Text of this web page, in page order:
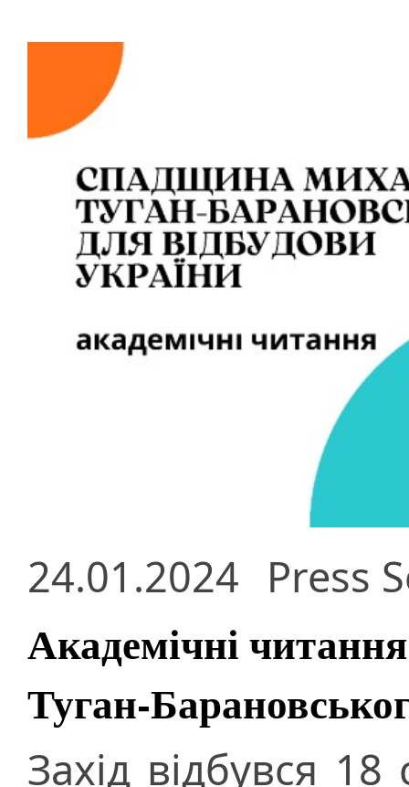
24.01.2024 Press
Академічні
Туган-
Захід відбувся